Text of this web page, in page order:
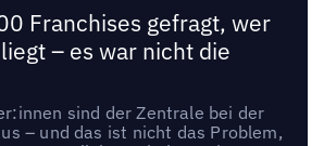
Franchises gefragt, wer
– es war nicht die
sind der Zentrale bei der
– und das ist nicht das Problem,